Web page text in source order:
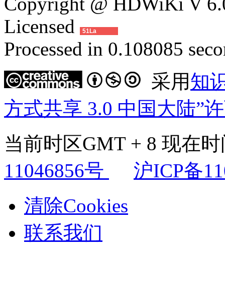
Licensed
51La
Processed in 0.108085
采用知
方式共享 3.0 中国大陆”
当前时区GMT + 8 现在
11046856号
沪ICP备
清除Cookies
联系我们